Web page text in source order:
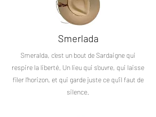
Smerlada
Smeralda, c’est un bout de Sardaigne qui
respire la liberté. Un lieu qui s’ouvre, qui laisse
filer l’horizon, et qui garde juste ce qu’il faut de
silence.